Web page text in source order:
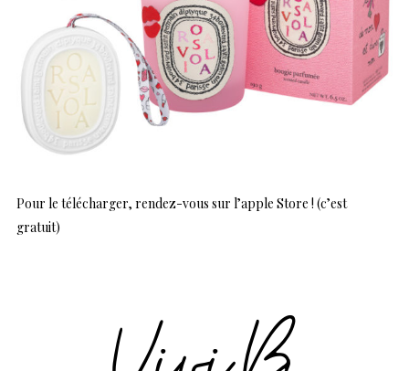
Pour le télécharger, rendez-vous sur l’apple Store ! (c’est
gratuit)